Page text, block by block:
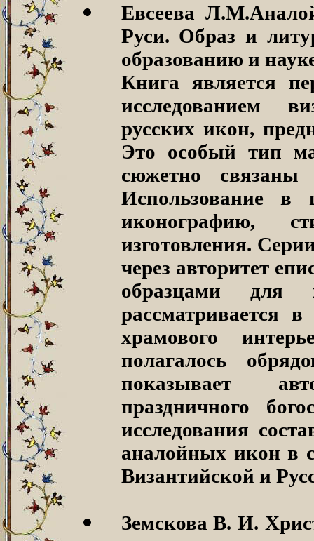
Евсеева
Руси. Образ и
образованию и
Книга является
исследованием
русских икон,
Это особый тип
сюжетно связаны
Использование в
иконографию,
изготовления.
через авторитет
образцами для
рассматривается
храмового
полагалось
показывает
праздничного
исследования
аналойных икон в
Византийской и
Земскова В. И.